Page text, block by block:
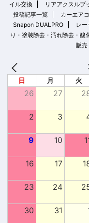
イル交換
リアアクスルブ
投稿記事一覧
カーエア
Snapon DUALPRO
レ
り・塗装除去・汚れ除去・酸
販売
日 月 火
26 27
2 3
9 10
16 17
23 24
30 31